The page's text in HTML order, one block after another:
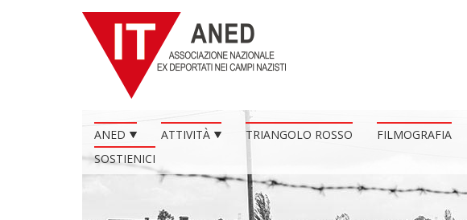
ANED ATTIVITÀ TRIANGOLO ROSSO FILMOGRAFIA
SOSTIENICI